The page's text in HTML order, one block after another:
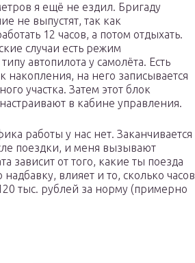
я ещё не ездил. Бригаду
не выпустят, так как
12 часов, а потом отдыхать.
случаи есть режим
автопилота у самолёта. Есть
накопления, на него записывается
участка. Затем этот блок
в кабине управления.
работы у нас нет. Заканчивается
поездки, и меня вызывают
зависит от того, какие ты поезда
влияет и то, сколько часов
тыс. рублей за норму (примерно